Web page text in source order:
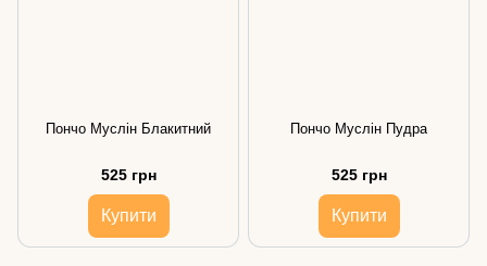
Пончо Муслін Блакитний
525 грн
Купити
Пончо Муслін Пудра
525 грн
Купити